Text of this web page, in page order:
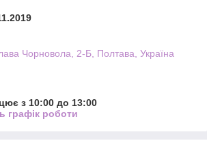
Чорновола, 2-Б, Полтава, Україна
з 10:00 до 13:00
графік роботи